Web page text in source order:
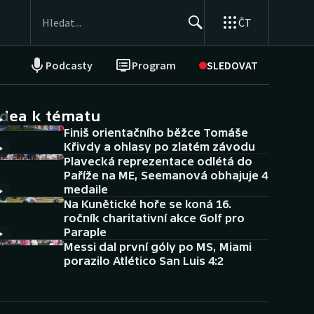
ČT
Podcasty Program SLEDOVAT
NEPŘEHLÉDNĚTE
Historické návraty
Aplikace ČT sport
AZ kvíz
k tématu
Finiš orientačního běžce Tomáše
Křivdy a ohlasy po zlatém závodu
Plavecká reprezentace odlétá do
Paříže na ME, Seemanová obhajuje 4
medaile
Na Kunětické hoře se koná 16.
ročník charitativní akce Golf pro
Paraple
Messi dal první góly po MS, Miami
porazilo Atlético San Luis 4:2